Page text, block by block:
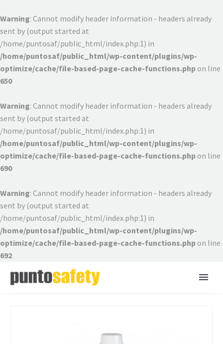
Warning: Cannot modify header information - headers already
sent by (output started at
/home/puntosaf/public_html/index.php:1) in
/home/puntosaf/public_html/wp-content/plugins/wp-
optimize/cache/file-based-page-cache-functions.php on line
650
Warning: Cannot modify header information - headers already
sent by (output started at
/home/puntosaf/public_html/index.php:1) in
/home/puntosaf/public_html/wp-content/plugins/wp-
optimize/cache/file-based-page-cache-functions.php on line
690
Warning: Cannot modify header information - headers already
sent by (output started at
/home/puntosaf/public_html/index.php:1) in
/home/puntosaf/public_html/wp-content/plugins/wp-
optimize/cache/file-based-page-cache-functions.php on line
692